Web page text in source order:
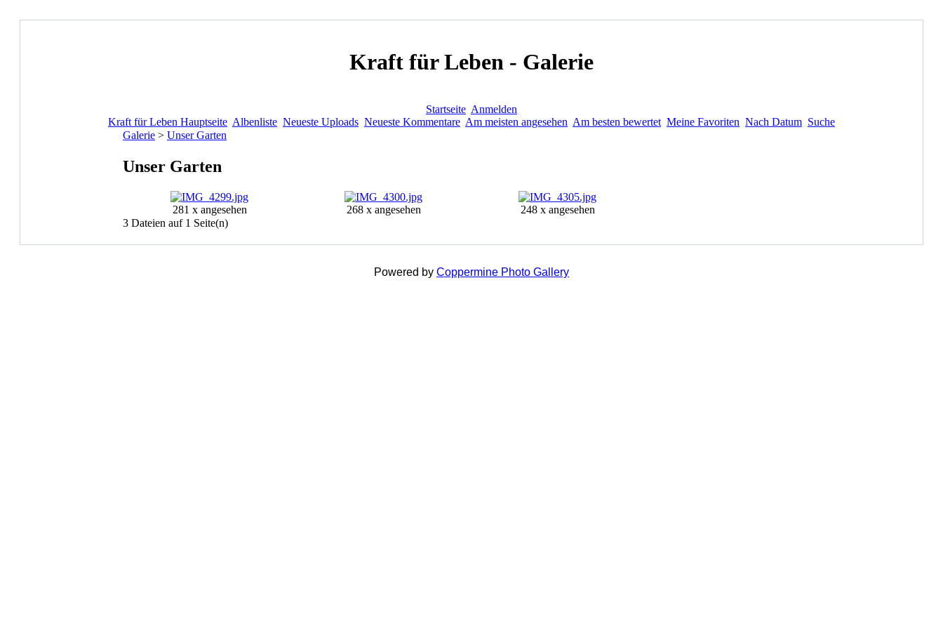
Kraft für Leben - Galerie
Startseite Anmelden
Kraft für Leben Hauptseite Albenliste Neueste Uploads Neueste Kommentare Am meisten angesehen Am besten bewertet Meine Favoriten Nach Datum Suche
Galerie > Unser Garten
Unser Garten
281 x angesehen 268 x angesehen
248 x angesehen
3 Dateien auf 1 Seite(n)
Powered by Coppermine Photo Gallery